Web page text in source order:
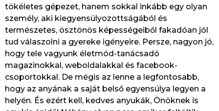
tökéletes gépezet, hanem sokkal inkább egy olyan
személy, aki kiegyensúlyozottságából és
természetes, ösztönös képességeiből fakadóan jól
tud válaszolni a gyereke igényeire. Persze, nagyon jó,
hogy tele vagyunk életmód-tanácsadó
magazinokkal, weboldalakkal és facebook-
csoportokkal. De mégis az lenne a legfontosabb,
hogy az anyának a saját belső egyensúlya legyen a
helyén. És ezért kell, kedves anyukák, Önöknek is